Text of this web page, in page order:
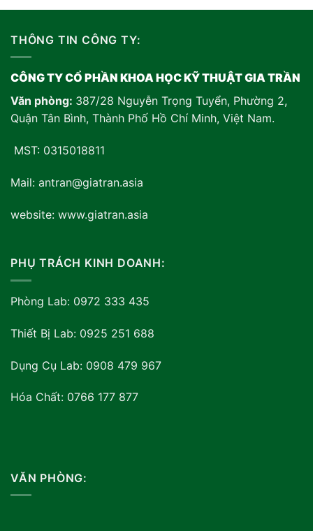
THÔNG TIN CÔNG TY:
CÔNG TY CỔ PHẦN KHOA HỌC KỸ THUẬT GIA TRẦN
Văn phòng: 387/28 Nguyễn Trọng Tuyển, Phường 2,
Quận Tân Bình, Thành Phố Hồ Chí Minh, Việt Nam.
MST: 0315018811
Mail: antran@giatran.asia
website: www.giatran.asia
PHỤ TRÁCH KINH DOANH:
Phòng Lab: 0972 333 435
Thiết Bị Lab: 0925 251 688
Dụng Cụ Lab: 0908 479 967
Hóa Chất: 0766 177 877
VĂN PHÒNG: